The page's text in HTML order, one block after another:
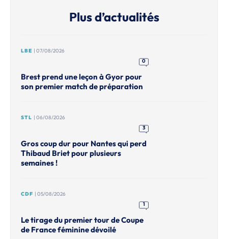
Plus d’actualités
LBE | 07/08/2026
0
Brest prend une leçon à Gyor pour
son premier match de préparation
STL | 06/08/2026
3
Gros coup dur pour Nantes qui perd
Thibaud Briet pour plusieurs
semaines !
CDF | 05/08/2026
1
Le tirage du premier tour de Coupe
de France féminine dévoilé